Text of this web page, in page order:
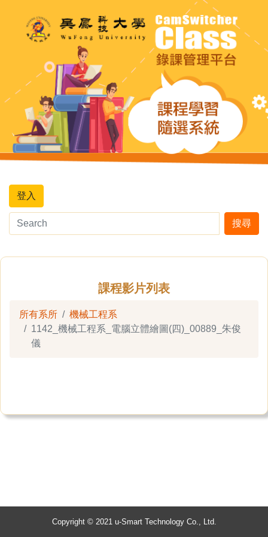
登入
搜尋
課程影片列表
所有系所
機械工程系
1142_機械工程系_電腦立體繪圖(四)_00889_朱俊
儀
Copyright © 2021 u-Smart Technology Co., Ltd.